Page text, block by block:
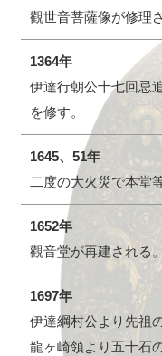
觀世音菩薩像が修理
1364年
伊達行朝公十七回忌
を修す。
1645、51年
二度の大火災で本堂
1652年
觀音堂が再建される
1697年
伊達綱村公より先祖
龍ヶ崎領より五十石